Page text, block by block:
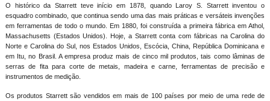
O histórico da Starrett teve início em 1878, quando Laroy S. Starrett inventou o
esquadro combinado, que continua sendo uma das mais práticas e versáteis invenções
em ferramentas de todo o mundo. Em 1880, foi construída a primeira fábrica em Athol,
Massachusetts (Estados Unidos). Hoje, a Starrett conta com fábricas na Carolina do
Norte e Carolina do Sul, nos Estados Unidos, Escócia, China, República Dominicana e
em Itu, no Brasil. A empresa produz mais de cinco mil produtos, tais como lâminas de
serras de fita para corte de metais, madeira e carne, ferramentas de precisão e
instrumentos de medição.
Os produtos Starrett são vendidos em mais de 100 países por meio de uma rede de